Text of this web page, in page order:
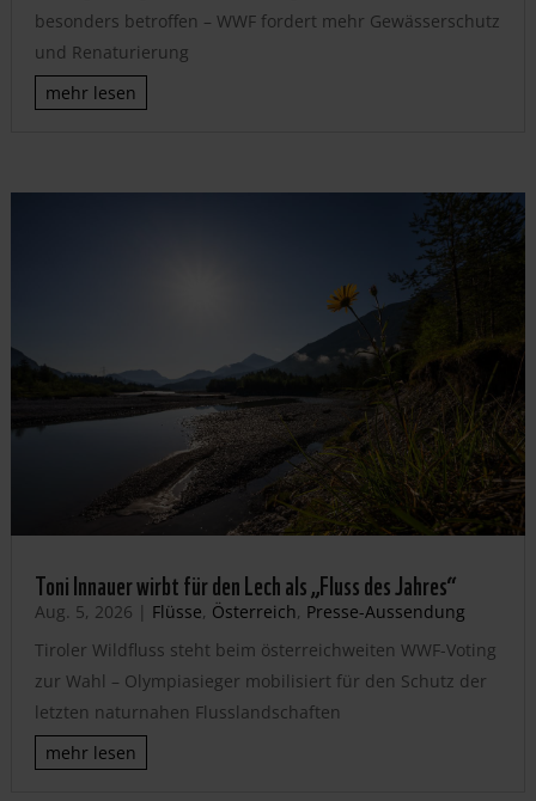
besonders betroffen – WWF fordert mehr Gewässerschutz
und Renaturierung
mehr lesen
Toni Innauer wirbt für den Lech als „Fluss des Jahres“
Aug. 5, 2026 | Flüsse, Österreich, Presse-Aussendung
Tiroler Wildfluss steht beim österreichweiten WWF-Voting
zur Wahl – Olympiasieger mobilisiert für den Schutz der
letzten naturnahen Flusslandschaften
mehr lesen